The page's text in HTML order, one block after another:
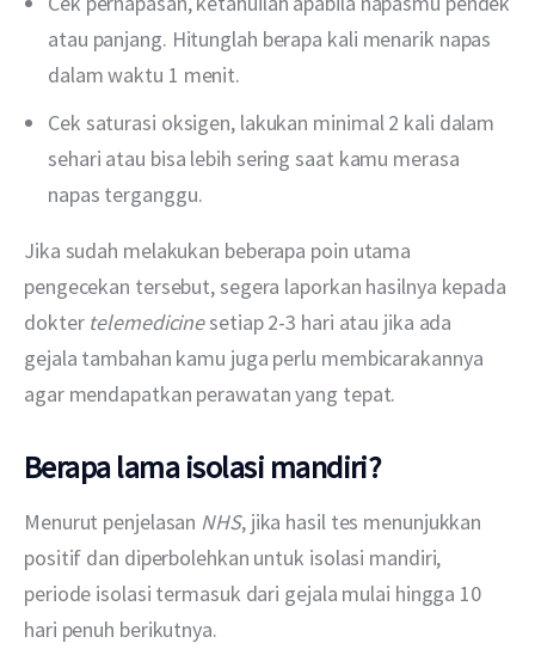
atau panjang. Hitunglah berapa kali menarik napas
dalam waktu 1 menit.
Cek saturasi oksigen, lakukan minimal 2 kali dalam
sehari atau bisa lebih sering saat kamu merasa
napas terganggu.
Jika sudah melakukan beberapa poin utama
pengecekan tersebut, segera laporkan hasilnya kepada
dokter telemedicine setiap 2-3 hari atau jika ada
gejala tambahan kamu juga perlu membicarakannya
agar mendapatkan perawatan yang tepat.
Berapa lama isolasi mandiri?
Menurut penjelasan NHS, jika hasil tes menunjukkan
positif dan diperbolehkan untuk isolasi mandiri,
periode isolasi termasuk dari gejala mulai hingga 10
hari penuh berikutnya.